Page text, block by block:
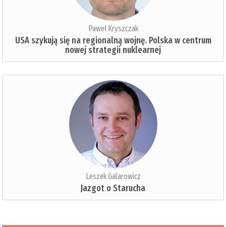
Paweł Kryszczak
USA szykują się na regionalną wojnę. Polska w centrum
nowej strategii nuklearnej
Leszek Galarowicz
Jazgot o Starucha